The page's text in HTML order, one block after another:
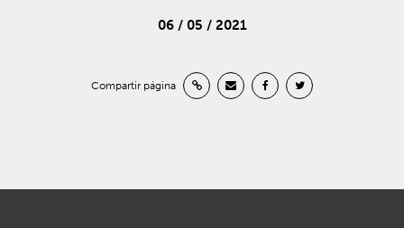
06 / 05 / 2021
Compartir página